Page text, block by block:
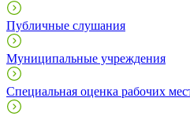
Публичные слушания
Муниципальные учреждения
Специальная оценка рабочих